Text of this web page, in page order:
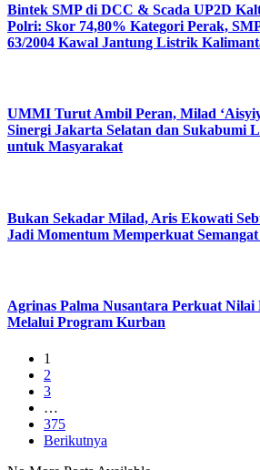
Bintek SMP di DCC & Scada UP2D
Polri: Skor 74,80% Kategori Perak,
63/2004 Kawal Jantung Listrik
UMMI Turut Ambil Peran, Milad
Sinergi Jakarta Selatan dan Sukabumi
untuk Masyarakat
Bukan Sekadar Milad, Aris Ekowati
Jadi Momentum Memperkuat
Agrinas Palma Nusantara Perkuat Nilai
Melalui Program Kurban
1
2
3
…
375
Berikutnya